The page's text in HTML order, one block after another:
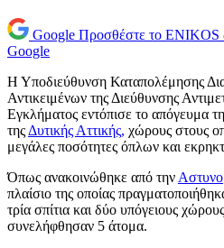
Google Προσθέστε το ENIKOS
Google
Η Υποδιεύθυνση Καταπολέμησης
Αντικειμένων της Διεύθυνσης
Εγκλήματος εντόπισε το απόγευμα
της Δυτικής Αττικής, χώρους στους
μεγάλες ποσότητες όπλων και
Όπως ανακοινώθηκε από την
πλαίσιο της οποίας
τρία σπίτια και δύο υπόγειους
συνελήφθησαν 5 άτομα.